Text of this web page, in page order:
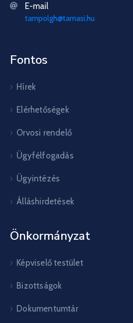
E-mail
tampolgh@tamasi.hu
Fontos
Hírek
Elérhetőségek
Orvosi rendelő
Ügyfélfogadás
Ügyintézés
Álláshirdetések
Önkormányzat
Képviselő testület
Bizottságok
Dokumentumtár